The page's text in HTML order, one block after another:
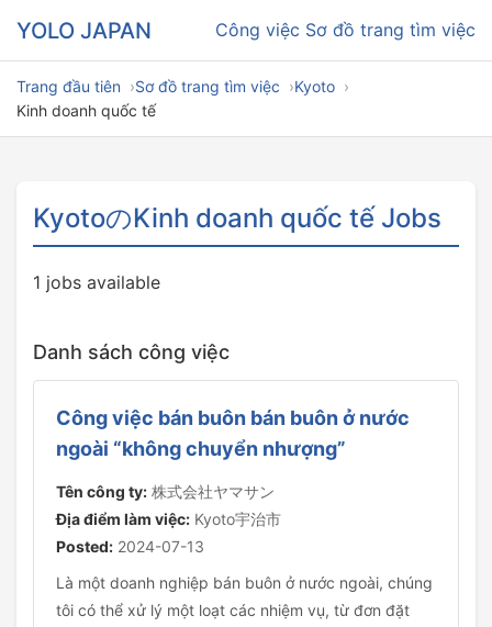
YOLO JAPAN Công việc Sơ đồ trang tìm việc
Trang đầu tiên Sơ đồ trang tìm việc
Kyoto
Kinh doanh quốc tế
KyotoのKinh doanh quốc tế Jobs
1 jobs available
Danh sách công việc
Công việc bán buôn bán buôn ở nước
ngoài “không chuyển nhượng”
Tên công ty: 株式会社ヤマサン
Địa điểm làm việc: Kyoto宇治市
Posted: 2024-07-13
Là một doanh nghiệp bán buôn ở nước ngoài, chúng
tôi có thể xử lý một loạt các nhiệm vụ, từ đơn đặt